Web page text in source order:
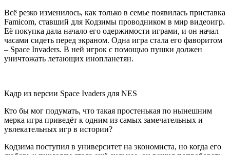
Всё резко изменилось, как только в семье появилась приставка
Famicom, ставший для Кодзимы проводником в мир видеоигр.
Её покупка дала начало его одержимости играми, и он начал
часами сидеть перед экраном. Одна игра стала его фаворитом
– Space Invaders. В ней игрок с помощью пушки должен
уничтожать летающих инопланетян.
Кадр из версии Space Ivaders для NES
Кто бы мог подумать, что такая простенькая по нынешним
мерка игра приведёт к одним из самых замечательных и
увлекательных игр в истории?
Кодзима поступил в университет на экономиста, но когда его